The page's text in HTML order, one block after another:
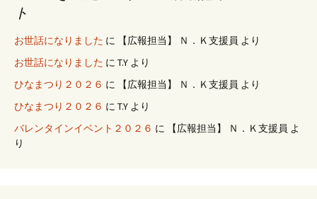
ト
お世話になりました に 【広報担当】 Ｎ．Ｋ支援員 より
お世話になりました に T.Y より
ひなまつり２０２６ に 【広報担当】 Ｎ．Ｋ支援員 より
ひなまつり２０２６ に T.Y より
バレンタインイベント２０２６ に 【広報担当】 Ｎ．Ｋ支援員 よ
り